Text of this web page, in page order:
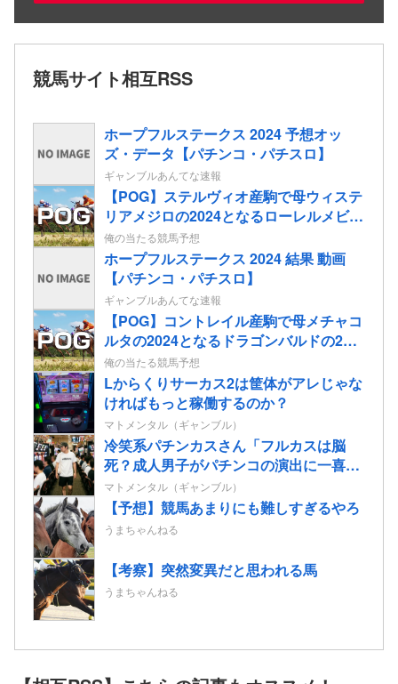
競馬サイト相互RSS
ホープフルステークス 2024 予想オッ
ズ・データ【パチンコ・パチスロ】
ギャンブルあんてな速報
【POG】ステルヴィオ産駒で母ウィステ
リアメジロの2024となるローレルメビウ
スの2歳情報
俺の当たる競馬予想
ホープフルステークス 2024 結果 動画
【パチンコ・パチスロ】
ギャンブルあんてな速報
【POG】コントレイル産駒で母メチャコ
ルタの2024となるドラゴンバルドの2歳
情報
俺の当たる競馬予想
Lからくりサーカス2は筐体がアレじゃな
ければもっと稼働するのか？
マトメンタル（ギャンブル）
冷笑系パチンカスさん「フルカスは脳
死？成人男子がパチンコの演出に一喜一
憂してる方が脳死なんよ」
マトメンタル（ギャンブル）
【予想】競馬あまりにも難しすぎるやろ
うまちゃんねる
【考察】突然変異だと思われる馬
うまちゃんねる